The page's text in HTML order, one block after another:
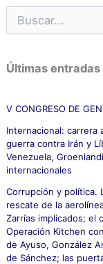
u
c
a
p
r
:
Últimas entradas
V CONGRESO DE
Internacional: carrera
guerra contra Irán y
Venezuela,
internacionales
Corrupción y política.
rescate de la
Zarrías implicados; el
Operación Kitchen
de Ayuso, González
de Sánchez; las